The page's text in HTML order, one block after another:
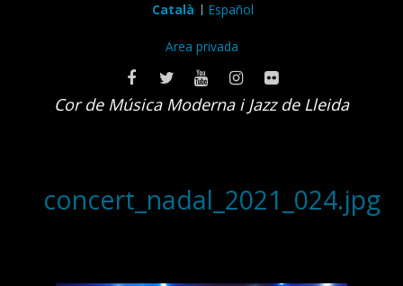
Català Español
Area privada
Cor de Música Moderna i Jazz de Lleida
concert_nadal_2021_024.jpg